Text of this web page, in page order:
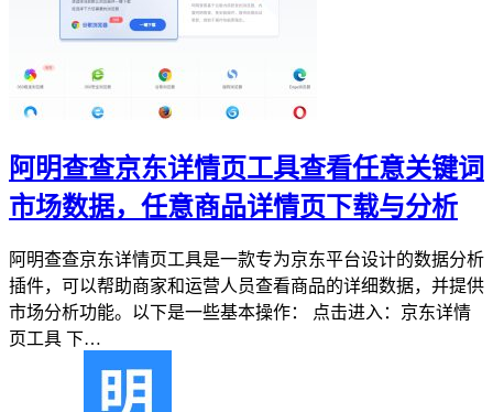
阿明查查京东详情页工具查看任意关键词
市场数据，任意商品详情页下载与分析
阿明查查京东详情页工具是一款专为京东平台设计的数据分析
插件，可以帮助商家和运营人员查看商品的详细数据，并提供
市场分析功能。以下是一些基本操作： 点击进入：京东详情
页工具 下…